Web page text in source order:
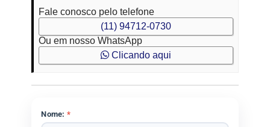
Fale conosco pelo telefone
(11) 94712-0730
Ou em nosso WhatsApp
Clicando aqui
Nome: *